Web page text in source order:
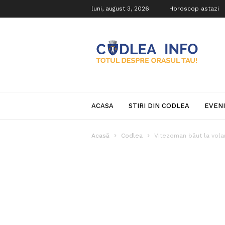
luni, august 3, 2026 Horoscop astazi
Info
ACASA STIRI DIN CODLEA
Acasă Codlea Vitezoman băut la